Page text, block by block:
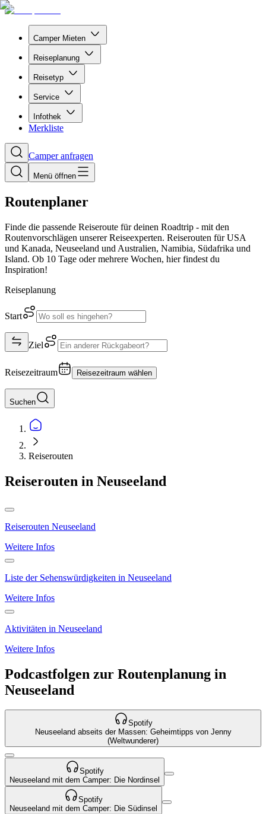
Camper Mieten
Reiseplanung
Reisetyp
Service
Infothek
Merkliste
Camper anfragen
Menü öffnen
Routenplaner
Finde die passende Reiseroute für deinen Roadtrip - mit den
Routenvorschlägen unserer Reiseexperten. Reiserouten für USA
und Kanada, Neuseeland und Australien, Namibia, Südafrika und
Island. Ob 10 Tage oder mehrere Wochen, hier findest du
Inspiration!
Reiseplanung
Start
Ziel
Reisezeitraum Reisezeitraum wählen
Suchen
Reiserouten
Reiserouten in Neuseeland
Reiserouten Neuseeland
Weitere Infos
Liste der Sehenswürdigkeiten in Neuseeland
Weitere Infos
Aktivitäten in Neuseeland
Weitere Infos
Podcastfolgen zur Routenplanung in
Neuseeland
Spotify
Neuseeland abseits der Massen: Geheimtipps von Jenny
(Weltwunderer)
Spotify
Neuseeland mit dem Camper: Die Nordinsel
Spotify
Neuseeland mit dem Camper: Die Südinsel